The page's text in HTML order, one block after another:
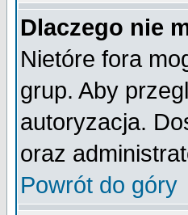
Dlaczego nie
Nietóre fora
grup. Aby
autoryzacja.
oraz
Powrót do góry